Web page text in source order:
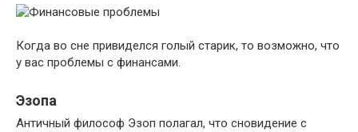
Когда во сне привиделся голый старик, то возможно, что
у вас проблемы с финансами.
Эзопа
Античный философ Эзоп полагал, что сновидение с